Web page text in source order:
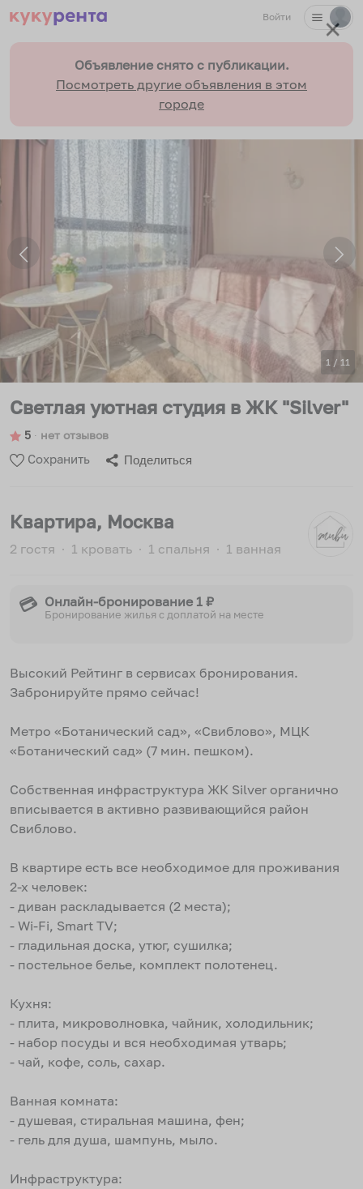
Войти
Объявление снято с публикации.
Посмотреть другие объявления в этом
городе
1 / 11
Светлая уютная студия в ЖК "Silver"
5 ∙ нет отзывов
Сохранить Поделиться
Квартира, Москва
2 гостя ∙ 1 кровать ∙ 1 спальня ∙ 1 ванная
💳 Онлайн-бронирование 1 ₽
Бронирование жилья с доплатой на месте
Высокий Рейтинг в сервисах бронирования.
Забронируйте прямо сейчас!
Метро «Ботанический сад», «Свиблово», МЦК
«Ботанический сад» (7 мин. пешком).
Собственная инфраструктура ЖК Silver органично
вписывается в активно развивающийся район
Свиблово.
В квартире есть все необходимое для проживания
2-х человек:
- диван раскладывается (2 места);
- Wi-Fi, Smart TV;
- гладильная доска, утюг, сушилка;
- постельное белье, комплект полотенец.
Кухня:
- плита, микроволновка, чайник, холодильник;
- набор посуды и вся необходимая утварь;
- чай, кофе, соль, сахар.
Ванная комната:
- душевая, стиральная машина, фен;
- гель для душа, шампунь, мыло.
Инфраструктура:
✕